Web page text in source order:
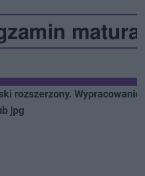
rozszerzony.
jpg